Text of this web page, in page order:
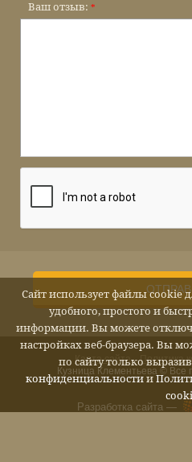
Ваш отзыв: *
Кузница Клементьева © Все
Карта сайта Политика
Разработка сайта —
Сайт использует файлы cookie
удобного, простого и
информации. Вы можете
настройках веб-браузера. Вы
по сайту только выразив
конфиденциальностии